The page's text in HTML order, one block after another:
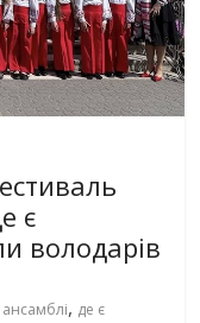
є
володарів
, де є